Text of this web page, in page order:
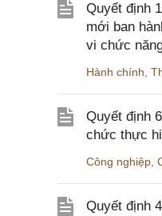
Quyết định
mới ban
vi chức
Hành chính
Quyết định
chức thực
Công nghiệp
Quyết định